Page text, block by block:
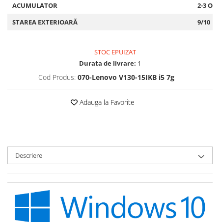
ACUMULATOR
2-3 ORE
STAREA EXTERIOARĂ
9/10
STOC EPUIZAT
Durata de livrare: 1
Cod Produs: 070-Lenovo V130-15IKB i5 7g
Adauga la Favorite
Descriere